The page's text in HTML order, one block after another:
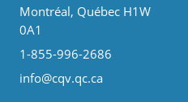
Montréal, Québec H1W
0A1
1-855-996-2686
info@cqv.qc.ca